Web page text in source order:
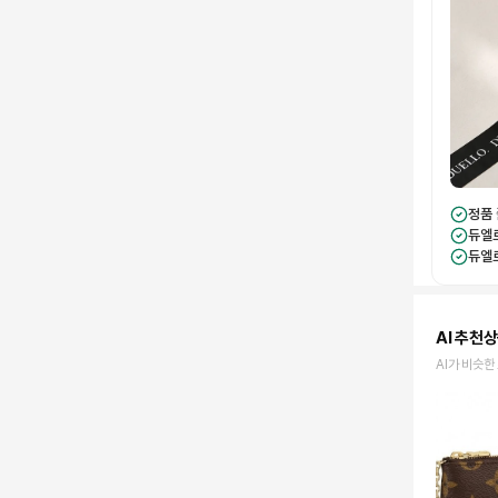
정품
듀엘
듀엘
AI 추천
AI가 비슷한